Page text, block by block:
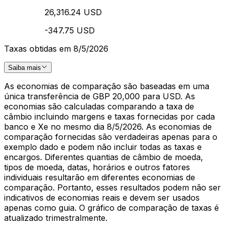
26,316.24 USD
-347.75 USD
Taxas obtidas em 8/5/2026
Saiba mais
As economias de comparação são baseadas em uma
única transferência de GBP 20,000 para USD. As
economias são calculadas comparando a taxa de
câmbio incluindo margens e taxas fornecidas por cada
banco e Xe no mesmo dia 8/5/2026. As economias de
comparação fornecidas são verdadeiras apenas para o
exemplo dado e podem não incluir todas as taxas e
encargos. Diferentes quantias de câmbio de moeda,
tipos de moeda, datas, horários e outros fatores
individuais resultarão em diferentes economias de
comparação. Portanto, esses resultados podem não ser
indicativos de economias reais e devem ser usados
apenas como guia. O gráfico de comparação de taxas é
atualizado trimestralmente.